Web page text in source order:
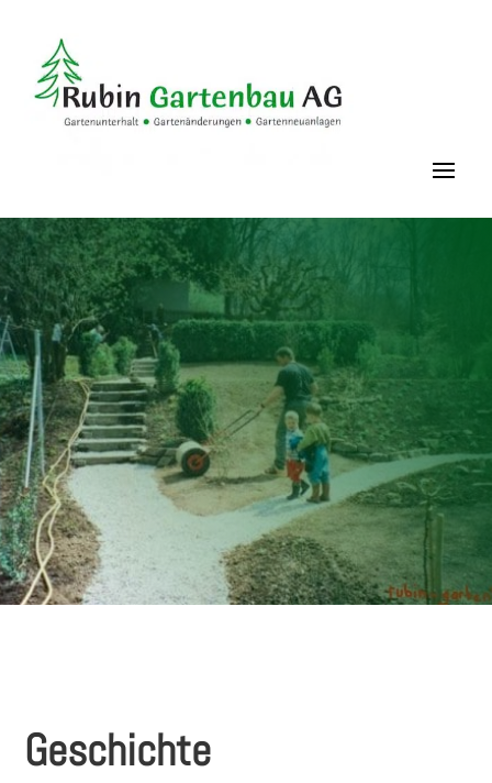
Geschichte